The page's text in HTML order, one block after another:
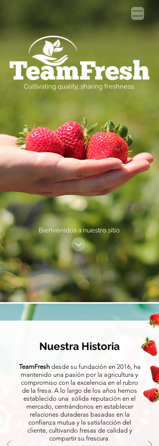
Bienvenidos a nuestro sitio
Cultivating quality, sharing freshness.
Nuestra Historia
TeamFreshdesde su fundación en 2016, ha
mantenido una pasión por la agricultura y
compromiso con la excelencia en el rubro
de la fresa. A lo largo de los años hemos
establecido una sólida reputación en el
mercado, centrándonos en establecer
relaciones duraderas basadas en la
confianza mutua y la satisfacción del
cliente, cultivando fresas de calidad y
compartir su frescura.